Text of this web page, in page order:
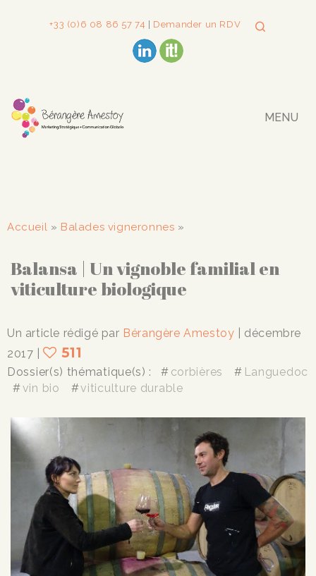
+33 (0)6 08 86 57 74 Demander un RDV
MENU
Accueil » Balades vigneronnes »
Balansa | Un vignoble familial en
viticulture biologique
Un article rédigé par Bérangère Amestoy
| décembre
2017
| 511
Dossier(s) thématique(s) : corbières
Languedoc
vin bio
viticulture durable